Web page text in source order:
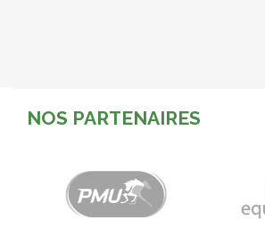
NOS PARTENAIRES